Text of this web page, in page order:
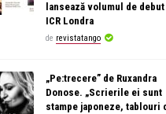
lansează volumul de debut
ICR Londra
de revistatango
„Pe:trecere” de Ruxandra
Donose. „Scrierile ei sunt
stampe japoneze, tablouri